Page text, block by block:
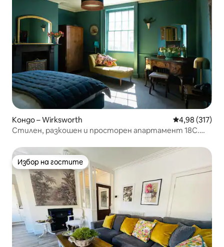
Кондо – Wirksworth Средна
4,98 (317)
Стилен, разкошен и просторен апартамент 18C.
Избор на гостите
Избор на гостите